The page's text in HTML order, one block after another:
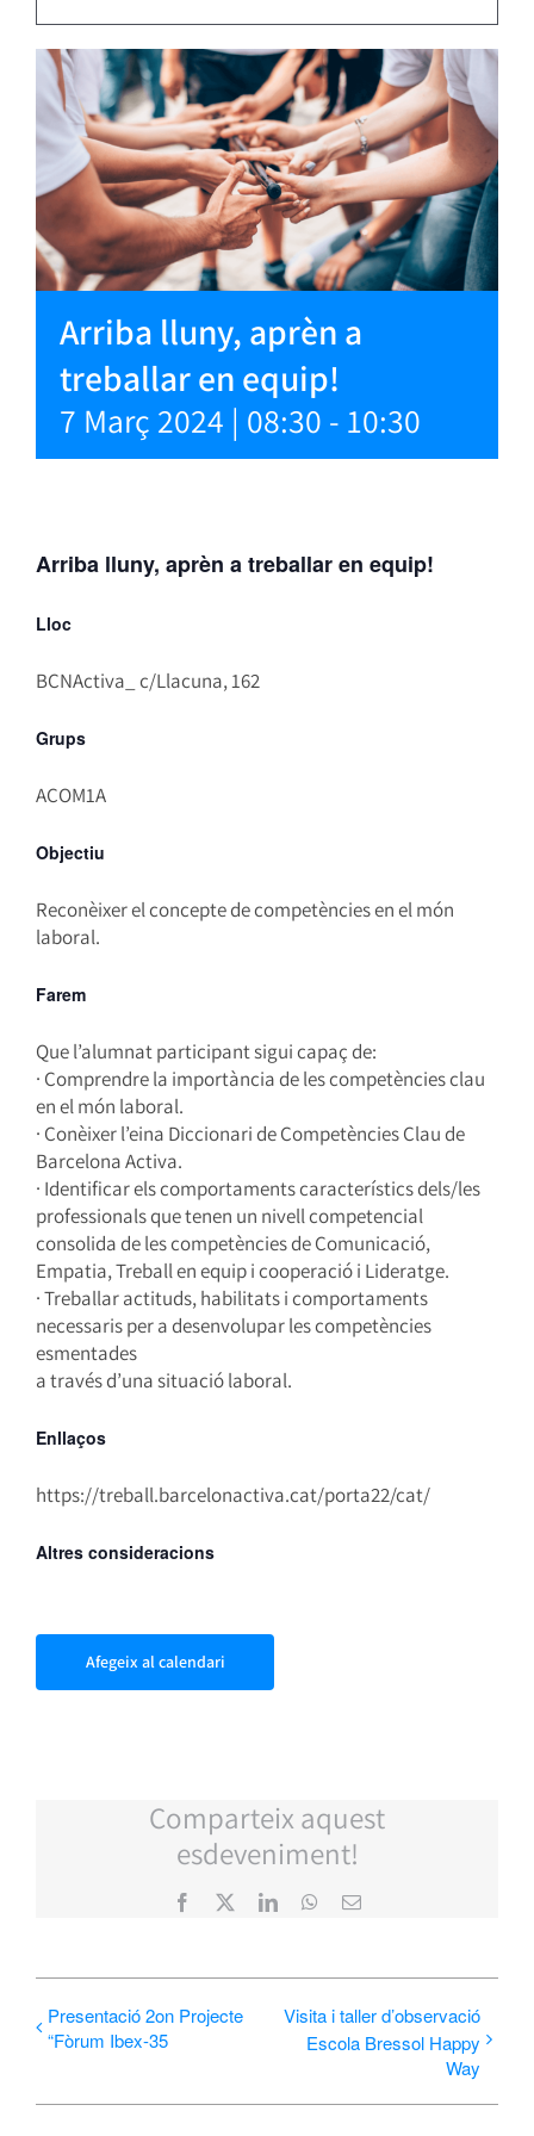
Arriba lluny, aprèn a
treballar en equip!
7 Març 2024 | 08:30 - 10:30
Arriba lluny, aprèn a treballar en equip!
Lloc
BCNActiva_ c/Llacuna, 162
Grups
ACOM1A
Objectiu
Reconèixer el concepte de competències en el món
laboral.
Farem
Que l’alumnat participant sigui capaç de:
· Comprendre la importància de les competències clau
en el món laboral.
· Conèixer l’eina Diccionari de Competències Clau de
Barcelona Activa.
· Identificar els comportaments característics dels/les
professionals que tenen un nivell competencial
consolida de les competències de Comunicació,
Empatia, Treball en equip i cooperació i Lideratge.
· Treballar actituds, habilitats i comportaments
necessaris per a desenvolupar les competències
esmentades
a través d’una situació laboral.
Enllaços
https://treball.barcelonactiva.cat/porta22/cat/
Altres consideracions
Afegeix al calendari
Comparteix aquest
esdeveniment!
Facebook LinkedInWhatsApp
Email:
Presentació 2on Projecte
“Fòrum Ibex-35
Visita i taller d’observació
Escola Bressol Happy
Way